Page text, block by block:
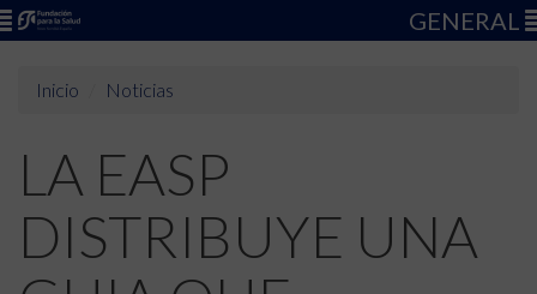
GENERAL
Inicio Noticias
LA EASP
DISTRIBUYE UNA